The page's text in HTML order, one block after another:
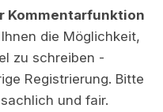
Kommentarfunktion
die Möglichkeit,
zu schreiben -
Registrierung. Bitte
und fair.